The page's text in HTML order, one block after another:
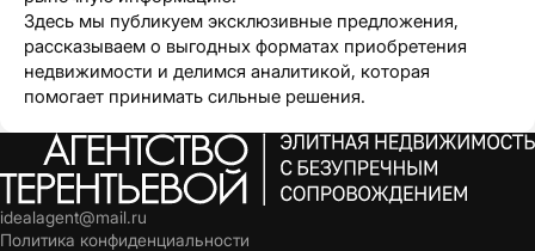
Здесь мы публикуем эксклюзивные предложения,
рассказываем о выгодных форматах приобретения
недвижимости и делимся аналитикой, которая
помогает принимать сильные решения.
idealagent@mail.ru
Политика конфиденциальности